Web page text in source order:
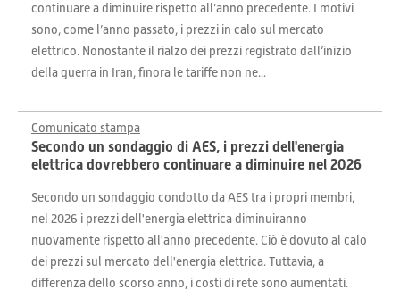
continuare a diminuire rispetto all’anno precedente. I motivi
sono, come l’anno passato, i prezzi in calo sul mercato
elettrico. Nonostante il rialzo dei prezzi registrato dall’inizio
della guerra in Iran, finora le tariffe non ne...
Comunicato stampa
Secondo un sondaggio di AES, i prezzi dell'energia
elettrica dovrebbero continuare a diminuire nel 2026
Secondo un sondaggio condotto da AES tra i propri membri,
nel 2026 i prezzi dell'energia elettrica diminuiranno
nuovamente rispetto all'anno precedente. Ciò è dovuto al calo
dei prezzi sul mercato dell'energia elettrica. Tuttavia, a
differenza dello scorso anno, i costi di rete sono aumentati.